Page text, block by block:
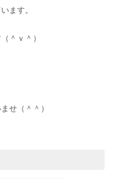
ます。
＾ｖ＾）
せ（＾＾）